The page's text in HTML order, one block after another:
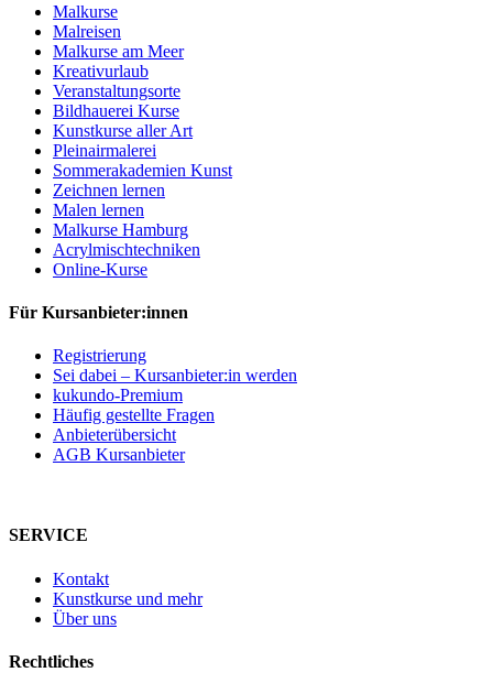
Malkurse
Malreisen
Malkurse am Meer
Kreativurlaub
Veranstaltungsorte
Bildhauerei Kurse
Kunstkurse aller Art
Pleinairmalerei
Sommerakademien Kunst
Zeichnen lernen
Malen lernen
Malkurse Hamburg
Acrylmischtechniken
Online-Kurse
Für Kursanbieter:innen
Registrierung
Sei dabei – Kursanbieter:in werden
kukundo-Premium
Häufig gestellte Fragen
Anbieterübersicht
AGB Kursanbieter
SERVICE
Kontakt
Kunstkurse und mehr
Über uns
Rechtliches